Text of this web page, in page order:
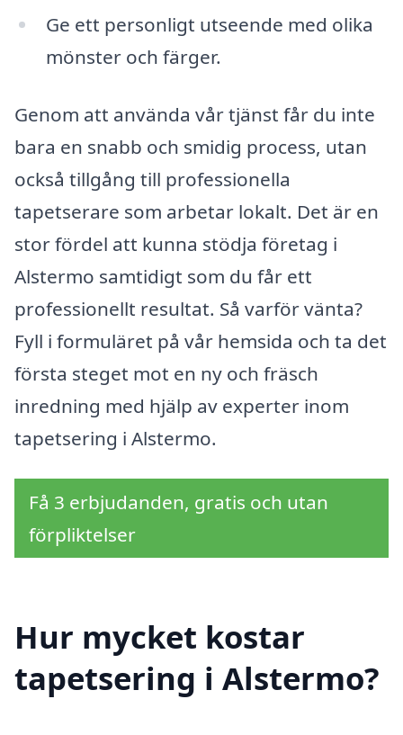
Ge ett personligt utseende med olika
mönster och färger.
Genom att använda vår tjänst får du inte
bara en snabb och smidig process, utan
också tillgång till professionella
tapetserare som arbetar lokalt. Det är en
stor fördel att kunna stödja företag i
Alstermo samtidigt som du får ett
professionellt resultat. Så varför vänta?
Fyll i formuläret på vår hemsida och ta det
första steget mot en ny och fräsch
inredning med hjälp av experter inom
tapetsering i Alstermo.
Få 3 erbjudanden, gratis och utan
förpliktelser
Hur mycket kostar
tapetsering i Alstermo?